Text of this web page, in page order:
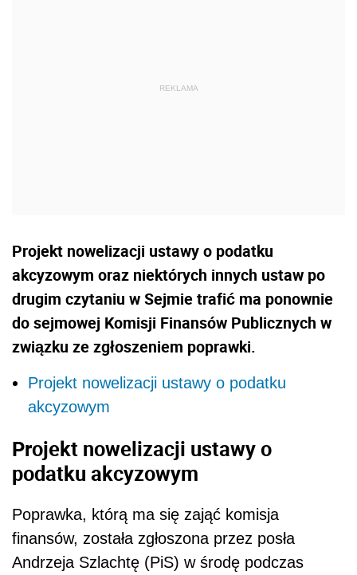
Projekt nowelizacji ustawy o podatku
akcyzowym oraz niektórych innych ustaw po
drugim czytaniu w Sejmie trafić ma ponownie
do sejmowej Komisji Finansów Publicznych w
związku ze zgłoszeniem poprawki.
Projekt nowelizacji ustawy o podatku
akcyzowym
Projekt nowelizacji ustawy o
podatku akcyzowym
Poprawka, którą ma się zająć komisja
finansów, została zgłoszona przez posła
Andrzeja Szlachtę (PiS) w środę podczas